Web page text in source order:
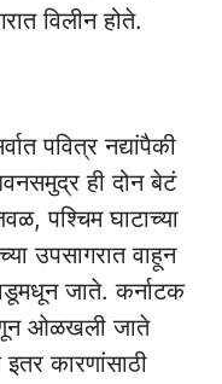
विलीन होते.
पवित्र नद्यांपैकी
ही दोन बेटं
पश्चिम घाटाच्या
उपसागरात वाहून
जाते. कर्नाटक
ओळखली जाते
कारणांसाठी